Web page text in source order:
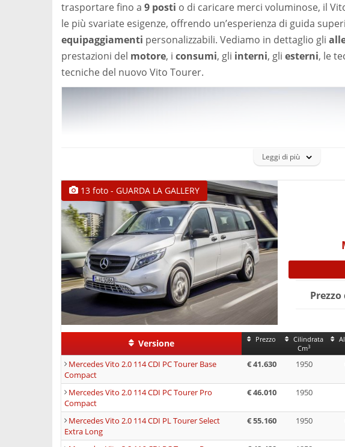
trasportare fino a 9 posti o di caricare merci voluminose, il
le più svariate esigenze, offrendo un’esperienza di guida
equipaggiamenti personalizzabili. Vediamo in dettaglio gli
prestazioni del motore, i consumi, gli interni, gli esterni, le
tecniche del nuovo Vito Tourer.
Mercedes Vito Tourer Pro
Leggi di più
13 foto - GUARDA LA GALLERY
Versione Prezzo
Cilindrata
Cm3
Mercedes Vito 2.0 114 CDI PC Tourer Base
Compact
€ 41.630 1950
Mercedes Vito 2.0 114 CDI PC Tourer Pro
Compact
€ 46.010 1950
Mercedes Vito 2.0 114 CDI PL Tourer Select
Extra Long
€ 55.160 1950